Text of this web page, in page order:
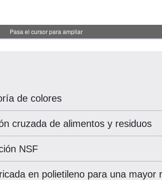
de colores
cruzada de alimentos y residuos
NSF
en polietileno para una mayor